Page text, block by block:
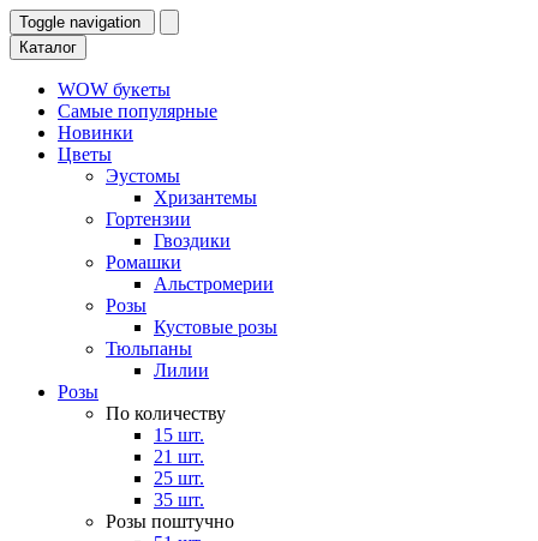
Toggle navigation
Каталог
WOW букеты
Самые популярные
Новинки
Цветы
Эустомы
Хризантемы
Гортензии
Гвоздики
Ромашки
Альстромерии
Розы
Кустовые розы
Тюльпаны
Лилии
Розы
По количеству
15 шт.
21 шт.
25 шт.
35 шт.
Розы поштучно